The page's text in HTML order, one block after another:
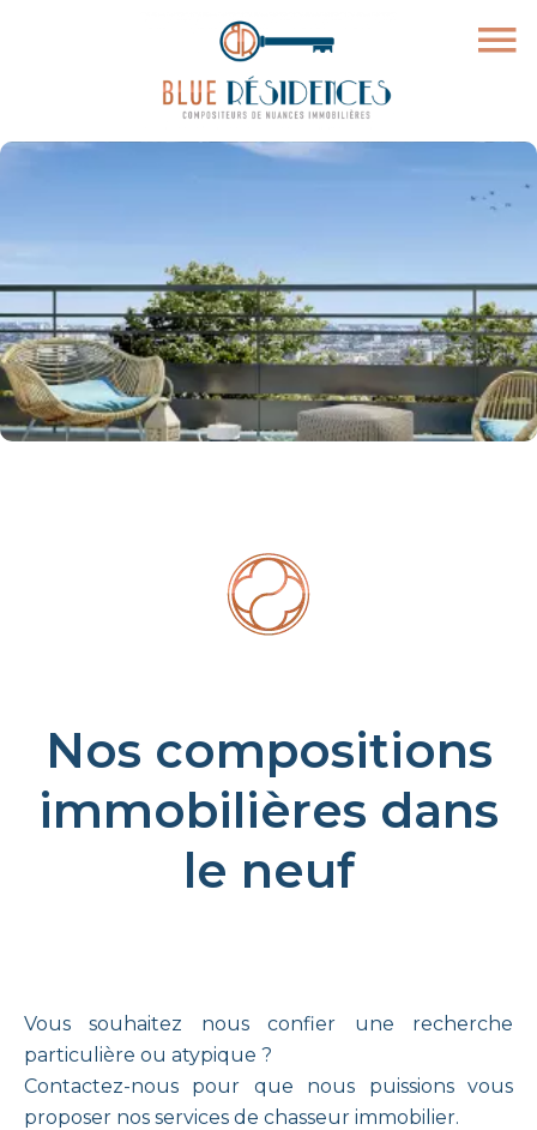
Nos compositions
immobilières dans
le neuf
Vous souhaitez nous confier une recherche
particulière ou atypique ?
Contactez-nous pour que nous puissions vous
proposer nos services de chasseur immobilier.